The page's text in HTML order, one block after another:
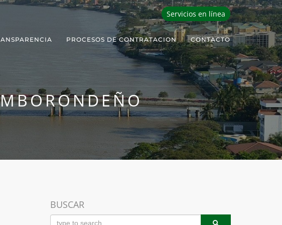
Servicios en línea
PROCESOS DE CONTRATACION CONTACTO
BUSCAR